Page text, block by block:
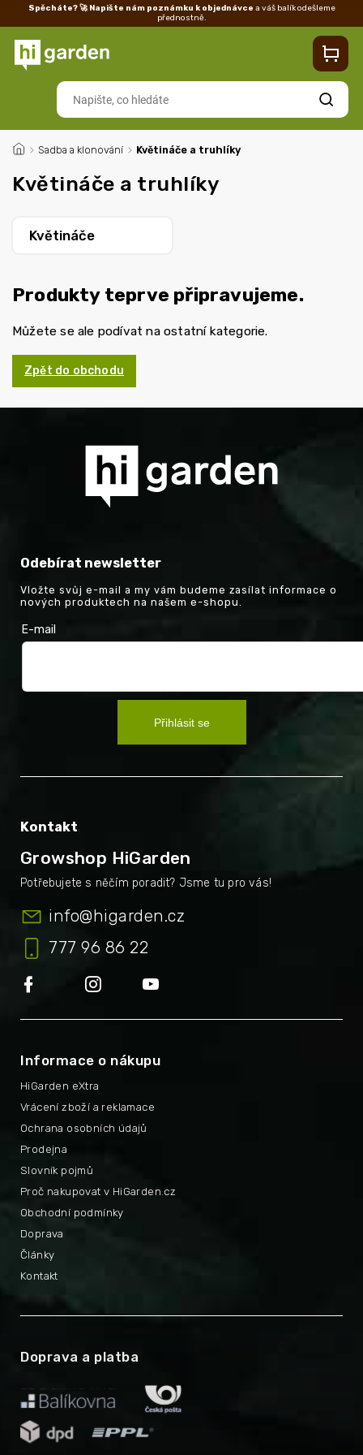
Spěcháte? 🚀 Napište nám poznámku k objednávce a váš balík odešleme
přednostně.
Vrácení/reklamace
Hledat
/ Sadba a klonování / Květináče a truhlíky
Květináče a truhlíky
Květináče
Produkty teprve připravujeme.
Můžete se ale podívat na ostatní kategorie.
Zpět do obchodu
Odebírat newsletter
Vložte svůj e-mail a my vám budeme zasílat informace o
nových produktech na našem e-shopu.
E-mail
Přihlásit se
Kontakt
Growshop HiGarden
info@higarden.cz
777 96 86 22
Informace o nákupu
HiGarden eXtra
Proč nakupovat v HiGarden.cz
Vrácení zboží a reklamace
Obchodní podmínky
Ochrana osobních údajů
Doprava
Prodejna
Články
Slovník pojmů
Kontakt
Doprava a platba